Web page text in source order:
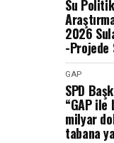
Su
2026
-Projede
GAP
SPD
“GAP
milyar
tabana